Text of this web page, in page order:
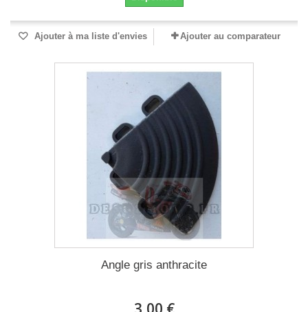
Ajouter à ma liste d'envies Ajouter au comparateur
Angle gris anthracite